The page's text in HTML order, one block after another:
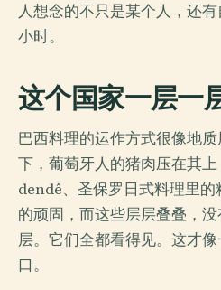
人想念的不只是某个人，还
小时。
这个国家一层一
巴西料理的运作方式很像地
下，葡萄牙人的猪肉压在其
dendê、圣保罗日式料理里
的顽固，而这些层层叠叠，
层。它们全都看得见。这才
口。